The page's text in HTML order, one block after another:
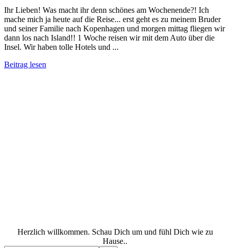
Ihr Lieben! Was macht ihr denn schönes am Wochenende?! Ich
mache mich ja heute auf die Reise... erst geht es zu meinem Bruder
und seiner Familie nach Kopenhagen und morgen mittag fliegen wir
dann los nach Island!! 1 Woche reisen wir mit dem Auto über die
Insel. Wir haben tolle Hotels und ...
Beitrag lesen
Herzlich willkommen. Schau Dich um und fühl Dich wie zu
Hause..